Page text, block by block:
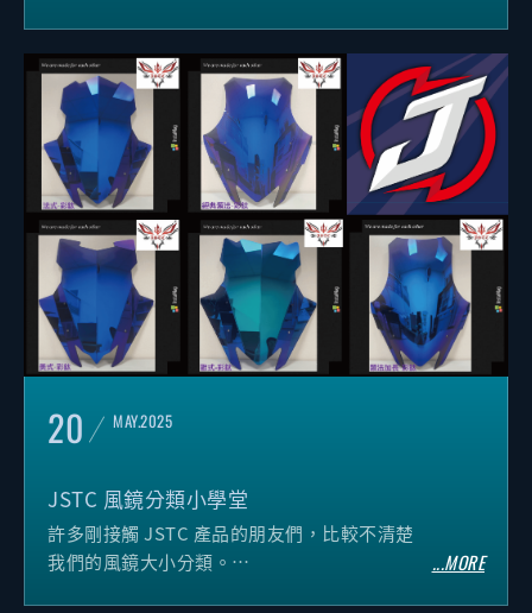
20 MAY.2025
JSTC 風鏡分類小學堂
許多剛接觸 JSTC 產品的朋友們，比較不清楚
我們的風鏡大小分類。
...MORE